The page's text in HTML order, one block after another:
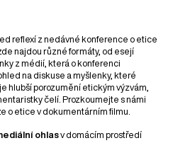
reflexí z nedávné konference o etice
najdou různé formáty, od esejí
z médií, která o konferenci
na diskuse a myšlenky, které
hlubší porozumění etickým výzvám,
čelí. Prozkoumejte s námi
o etice v dokumentárním filmu.
ohlasv domácím prostředí